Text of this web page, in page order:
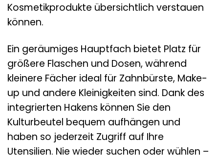
Kosmetikprodukte übersichtlich verstauen
können.
Ein geräumiges Hauptfach bietet Platz für
größere Flaschen und Dosen, während
kleinere Fächer ideal für Zahnbürste, Make-
up und andere Kleinigkeiten sind. Dank des
integrierten Hakens können Sie den
Kulturbeutel bequem aufhängen und
haben so jederzeit Zugriff auf Ihre
Utensilien. Nie wieder suchen oder wühlen –